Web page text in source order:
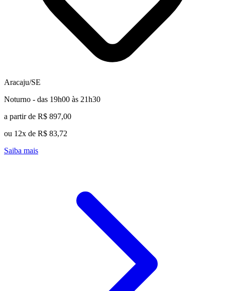
Aracaju/SE
Noturno - das 19h00 às 21h30
a partir de R$ 897,00
ou 12x de R$ 83,72
Saiba mais